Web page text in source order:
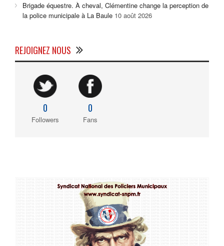
Brigade équestre. À cheval, Clémentine change la perception de
la police municipale à La Baule 10 août 2026
REJOIGNEZ NOUS
0
Followers
0
Fans